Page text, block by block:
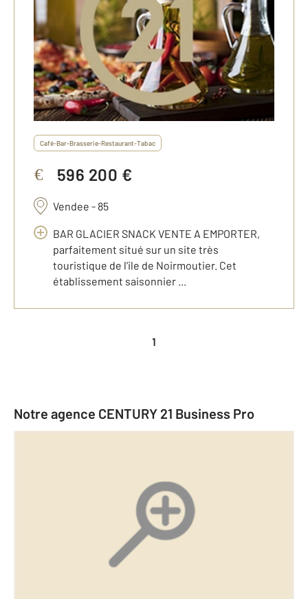
Café-Bar-Brasserie-Restaurant-Tabac
€ 596 200 €
Vendee - 85
BAR GLACIER SNACK VENTE A EMPORTER,
parfaitement situé sur un site très
touristique de l'ile de Noirmoutier. Cet
établissement saisonnier ...
1
Notre agence CENTURY 21 Business Pro